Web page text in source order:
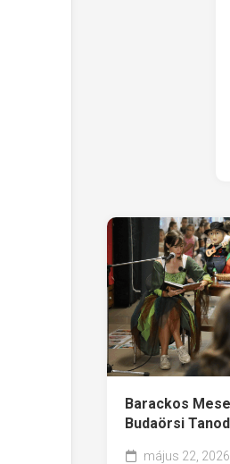
Barackos
Budaörsi
május 22, 2026